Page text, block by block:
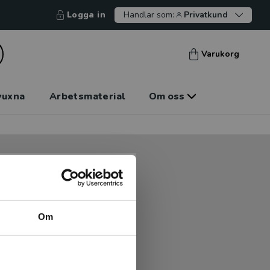
Om
Logga in Handlar som: Privatkund
Varukorg
Arbetsmaterial Om oss
betala mot faktura
hos oss.